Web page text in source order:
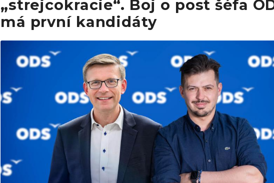
„strejcokracie“. Boj o post šéfa
má první kandidáty
Obrázek